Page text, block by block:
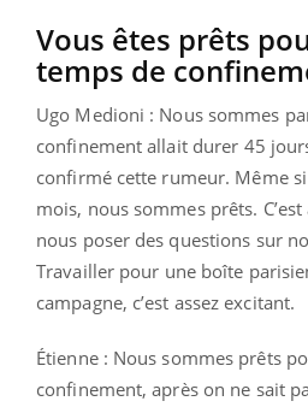
Vous êtes prêts
temps de
Ugo Medioni : Nous sommes
confinement allait durer 45
confirmé cette rumeur. Même
mois, nous sommes prêts.
nous poser des questions sur
Travailler pour une boîte
campagne, c’est assez excitant.
Étienne : Nous sommes prêts
confinement, après on ne sait